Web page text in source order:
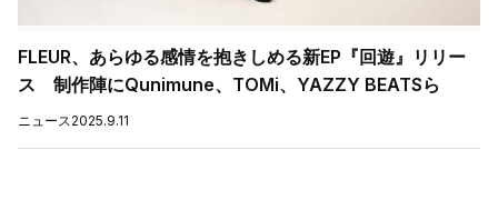
FLEUR、あらゆる感情を抱きしめる新EP『回遊』リリー
ス 制作陣にQunimune、TOMi、YAZZY BEATSら
ニュース2025.9.11